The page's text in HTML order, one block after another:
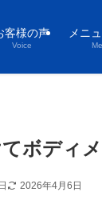
客様の声
Voice
メニ
ボディ
2026年4月6日